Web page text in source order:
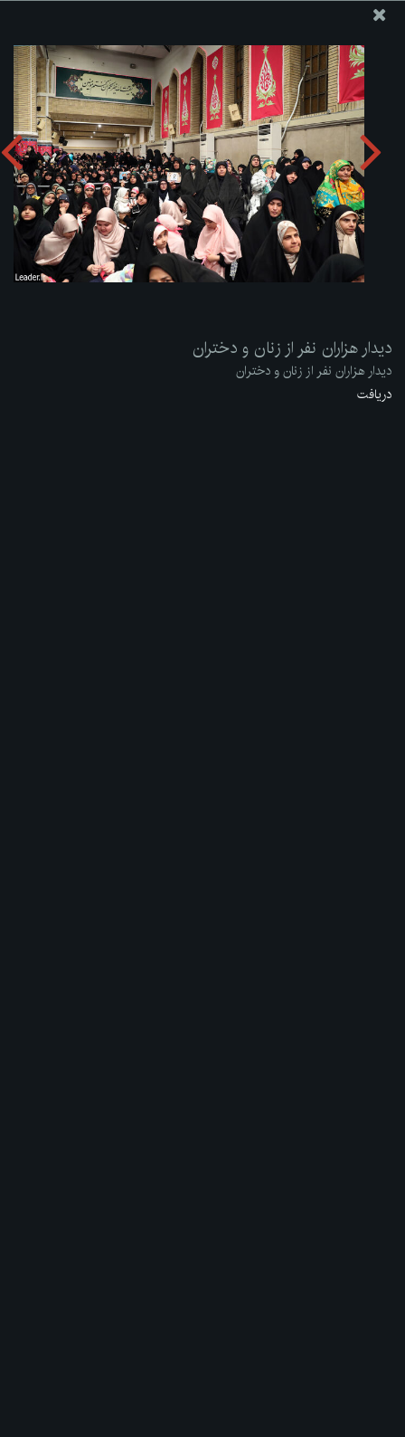
ارسال نامه
وجوهات
دیدار هزاران نفر از زنان و دختران دریافت آلبوم:zip
دیدار هزاران نفر از زنان و دختران
دیدار هزاران نفر از زنان و دختران
دریافت